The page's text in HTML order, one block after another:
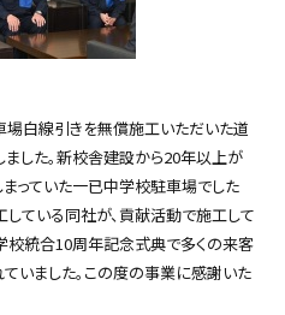
白線引きを無償施工いただいた道
した。新校舎建設から20年以上が
っていた一已中学校駐車場でした
ている同社が、貢献活動で施工して
校統合10周年記念式典で多くの来客
いました。この度の事業に感謝いた